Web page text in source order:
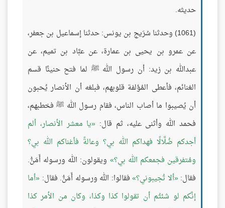
حديثه.
(1061) وحدثنا سُرَيج بن يونس: حدثنا إسماعيل بن جعفر،
عن عمرو بن يحيى بن عمارة، عن عبَّاد بن تميم، عن
عبدالله بن زيد: أن رسول الله ﷺ لما فتح حنينًا قسم
الغنائم، فأعطى المُؤلفة قلوبهم، فبلغه أن الأنصار يُحبون
أن يُصيبوا ما أصاب الناس، فقام رسول الله ﷺ فخطبهم،
فحمد الله وأثنى عليه، ثم قال:
يا معشر الأنصار، ألم
أجدكم ضُلَّالًا فهداكم الله بي؟ وعالةً فأغناكم الله بي؟
ومُتفرقين فجمعكم الله بي؟ ويقولون: الله ورسوله أَمَنُّ.
فقال: ألا تُجيبوني؟ فقالوا: الله ورسوله أَمَنُّ. فقال: أما
إنَّكم لو شئتُم أن تقولوا كذا وكذا، وكان من الأمر كذا